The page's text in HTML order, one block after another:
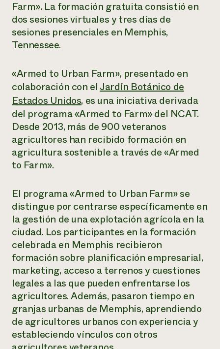
Informes anuales y financieros
Historias de impacto
impacto 2024
LEER EL INFORME
Latinos en la agricultura
Sistemas alimentarios locales
Las mujeres en la agricultura
Evento anual de reciclaje de productos electrónicos
Programa de descuentos de NorthWestern Energy
Servicios energéticos comerciales
Servicios energéticos residenciales
LIHEAP
Centro de intercambio de información AgriSolar
Blog
Podcasts
Cursos cortos
Vídeos
Oportunidades de financiación
Noticias
Contratar a un becario
un
Llame a la
directa de
1-800-346-
Asociaciones empresariales
Donar
Donaciones planificadas
Boletín
Consultas de los medios de comunicación
Todos
contribuyen a la
resiliencia de la
comunidad.
DONAR AHORA
Farm». La formación gratuita consistió en
dos sesiones virtuales y tres días de
sesiones presenciales en Memphis,
Tennessee.
«Armed to Urban Farm», presentado en
colaboración con elJardín Botánico de
Estados Unidos, es una iniciativa derivada
del programa «Armed to Farm» del NCAT.
Desde 2013, más de 900 veteranos
agricultores han recibido formación en
agricultura sostenible a través de «Armed
to Farm».
El programa «Armed to Urban Farm» se
distingue por centrarse específicamente en
la gestión de una explotación agrícola en la
ciudad. Los participantes en la formación
celebrada en Memphis recibieron
formación sobre planificación empresarial,
marketing, acceso a terrenos y cuestiones
legales a las que pueden enfrentarse los
agricultores. Además, pasaron tiempo en
granjas urbanas de Memphis, aprendiendo
de agricultores urbanos con experiencia y
estableciendo vínculos con otros